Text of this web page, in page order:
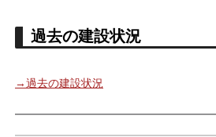
過去の建設状況
→過去の建設状況